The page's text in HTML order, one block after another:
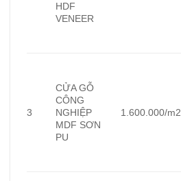
HDF
VENEER
3
CỬA GỖ
CÔNG
NGHIỆP
MDF SƠN
PU
1.600.000/m2